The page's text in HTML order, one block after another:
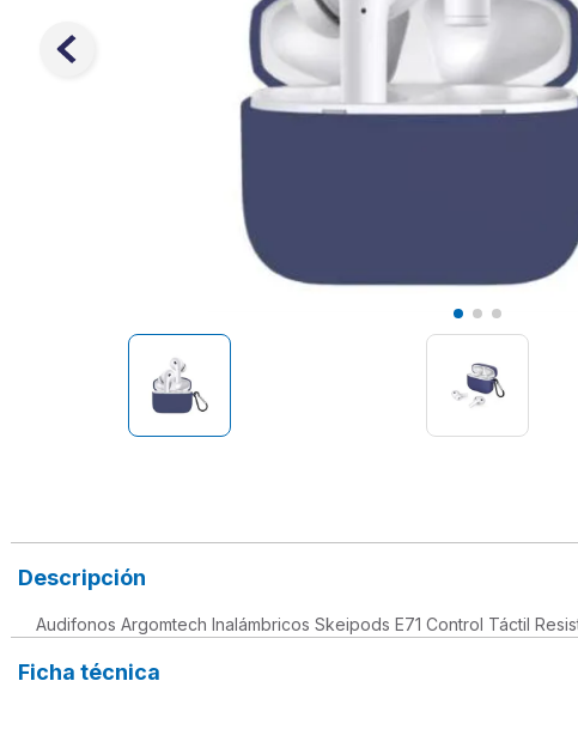
Descripción
Audifonos Argomtech Inalámbricos Skeipods E71 Control Táctil
Ficha técnica
10.